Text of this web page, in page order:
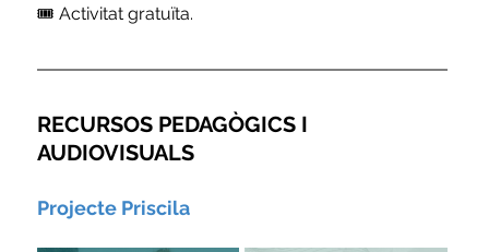
🎟️ Activitat gratuïta.
RECURSOS PEDAGÒGICS I
AUDIOVISUALS
Projecte Priscila